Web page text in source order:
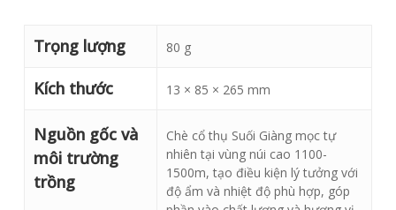
Trọng lượng 80 g
Kích thước 13 × 85 × 265 mm
Nguồn gốc và
môi trường
trồng
Chè cổ thụ Suối Giàng mọc tự
nhiên tại vùng núi cao 1100-
1500m, tạo điều kiện lý tưởng với
độ ẩm và nhiệt độ phù hợp, góp